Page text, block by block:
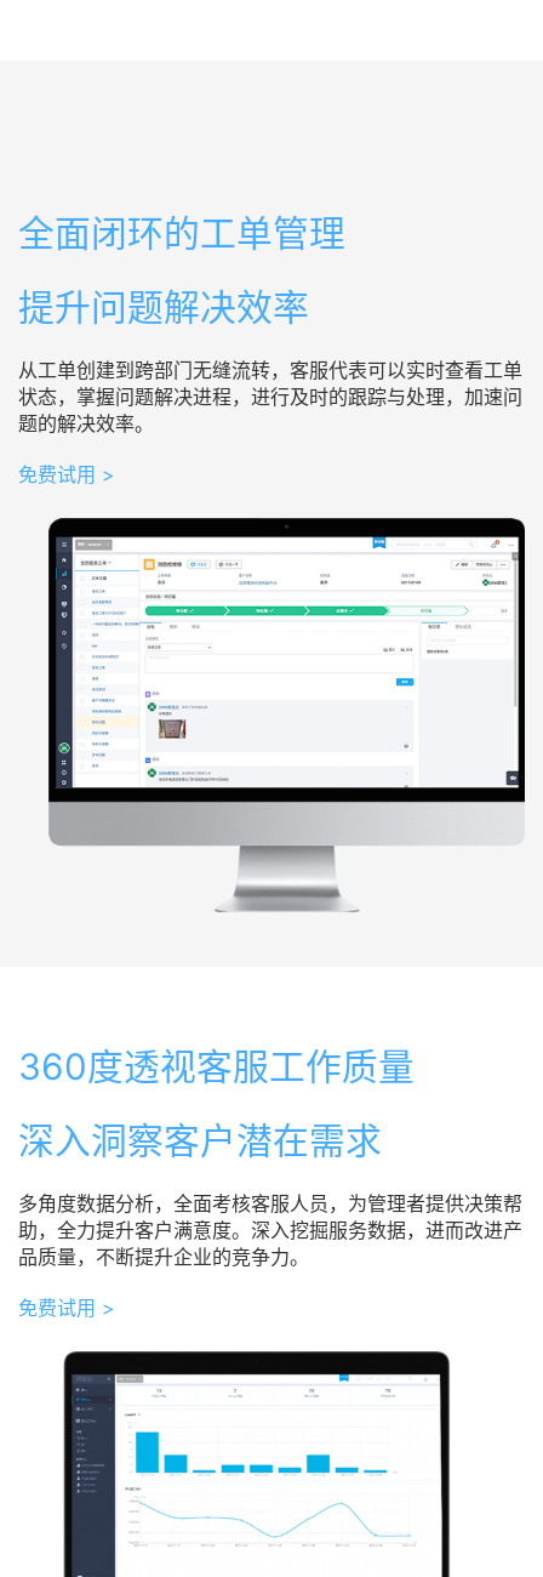
全面闭环的工单管理
提升问题解决效率
从工单创建到跨部门无缝流转，客服代表可以实时查看工单
状态，掌握问题解决进程，进行及时的跟踪与处理，加速问
题的解决效率。
免费试用 >
360度透视客服工作质量
深入洞察客户潜在需求
多角度数据分析，全面考核客服人员，为管理者提供决策帮
助，全力提升客户满意度。深入挖掘服务数据，进而改进产
品质量，不断提升企业的竞争力。
免费试用 >